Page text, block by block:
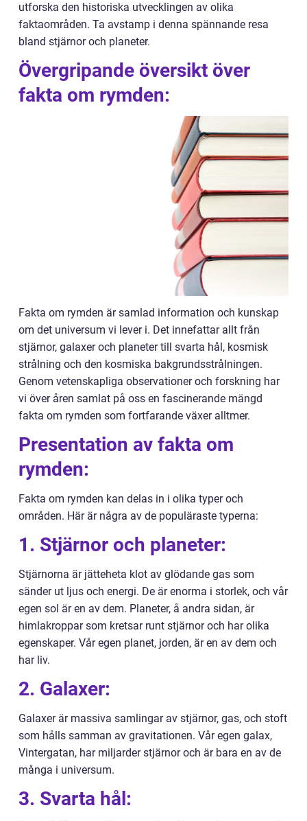
utforska den historiska utvecklingen av olika
faktaområden. Ta avstamp i denna spännande resa
bland stjärnor och planeter.
Övergripande översikt över
fakta om rymden:
Fakta om rymden är samlad information och kunskap
om det universum vi lever i. Det innefattar allt från
stjärnor, galaxer och planeter till svarta hål, kosmisk
strålning och den kosmiska bakgrundsstrålningen.
Genom vetenskapliga observationer och forskning har
vi över åren samlat på oss en fascinerande mängd
fakta om rymden som fortfarande växer alltmer.
Presentation av fakta om
rymden:
Fakta om rymden kan delas in i olika typer och
områden. Här är några av de populäraste typerna:
1. Stjärnor och planeter:
Stjärnorna är jätteheta klot av glödande gas som
sänder ut ljus och energi. De är enorma i storlek, och vår
egen sol är en av dem. Planeter, å andra sidan, är
himlakroppar som kretsar runt stjärnor och har olika
egenskaper. Vår egen planet, jorden, är en av dem och
har liv.
2. Galaxer:
Galaxer är massiva samlingar av stjärnor, gas, och stoft
som hålls samman av gravitationen. Vår egen galax,
Vintergatan, har miljarder stjärnor och är bara en av de
många i universum.
3. Svarta hål: